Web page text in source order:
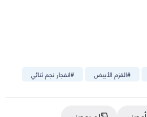
#انفجار نجم ثنائي #القزم الأبيض